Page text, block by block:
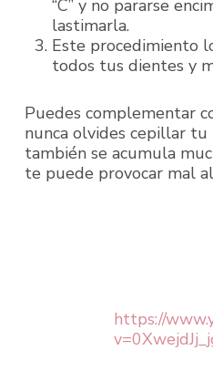
“C” y no pararse
lastimarla.
Este procedimiento
todos tus dientes y
Puedes complementar
nunca olvides cepillar
también se acumula
te puede provocar mal
https://